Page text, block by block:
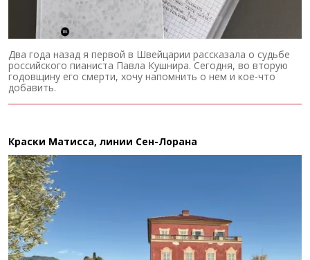
Два года назад я первой в Швейцарии рассказала о судьбе
российского пианиста Павла Кушнира. Сегодня, во вторую
годовщину его смерти, хочу напомнить о нем и кое-что
добавить.
Краски Матисса, линии Сен-Лорана